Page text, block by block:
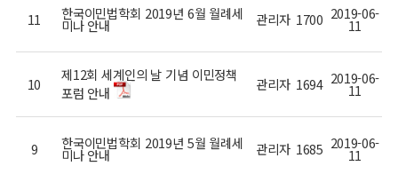
11 한국이민법학회 2019년 6월 월례세
미나 안내 관리자 1700 2019-06-
11
10
제12회 세계인의 날 기념 이민정책
포럼 안내
관리자 1694 2019-06-
11
9 한국이민법학회 2019년 5월 월례세
미나 안내 관리자 1685 2019-06-
11